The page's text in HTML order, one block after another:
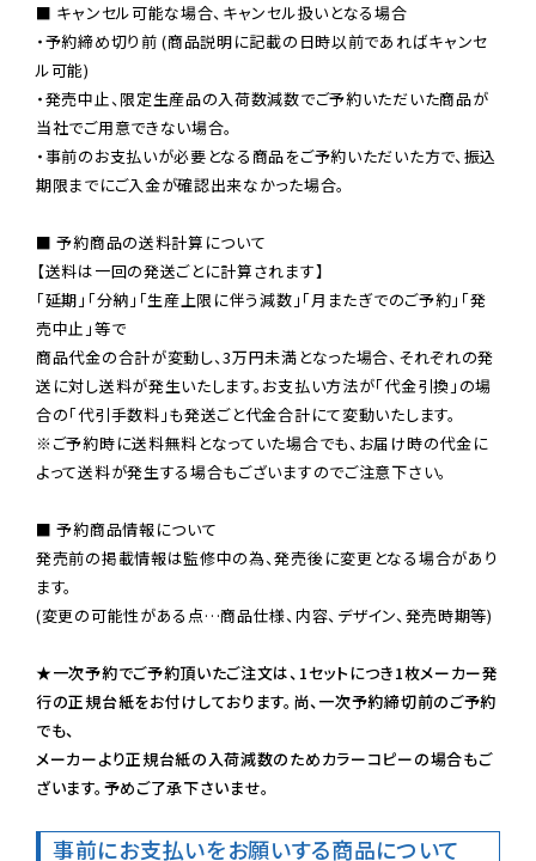
■ キャンセル可能な場合、キャンセル扱いとなる場合
・予約締め切り前 (商品説明に記載の日時以前であればキャンセ
ル可能)
・発売中止、限定生産品の入荷数減数でご予約いただいた商品が
当社でご用意できない場合。
・事前のお支払いが必要となる商品をご予約いただいた方で、振込
期限までにご入金が確認出来なかった場合。
■ 予約商品の送料計算について
【送料は一回の発送ごとに計算されます】
「延期」「分納」「生産上限に伴う減数」「月またぎでのご予約」「発
売中止」等で
商品代金の合計が変動し、3万円未満となった場合、それぞれの発
送に対し送料が発生いたします。お支払い方法が「代金引換」の場
※ご予約時に送料無料となっていた場合でも、お届け時の代金に
よって送料が発生する場合もございますのでご注意下さい。
■ 予約商品情報について
発売前の掲載情報は監修中の為、発売後に変更となる場合があり
ます。
(変更の可能性がある点…商品仕様、内容、デザイン、発売時期等)
★一次予約でご予約頂いたご注文は、1セットにつき1枚メーカー発
行の正規台紙をお付けしております。尚、一次予約締切前のご予約
でも、
メーカーより正規台紙の入荷減数のためカラーコピーの場合もご
ざいます。予めご了承下さいませ。
事前にお支払いをお願いする商品について